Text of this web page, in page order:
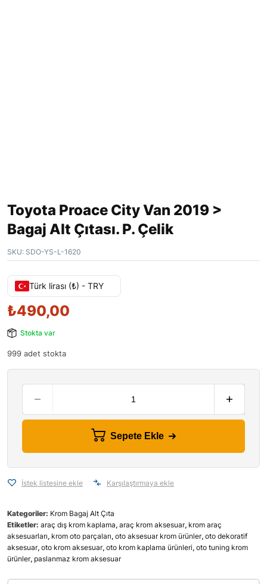
Toyota Proace City Van 2019 >
Bagaj Alt Çıtası. P. Çelik
SKU: SDO-YS-L-1620
Türk lirası (₺) - TRY
₺490,00
Stokta var
999 adet stokta
Sepete Ekle
İstek listesine ekle Karşılaştırmaya ekle
Kategoriler: Krom Bagaj Alt Çıta
Etiketler: araç dış krom kaplama, araç krom aksesuar, krom araç
aksesuarları, krom oto parçaları, oto aksesuar krom ürünler, oto dekoratif
aksesuar, oto krom aksesuar, oto krom kaplama ürünleri, oto tuning krom
ürünler, paslanmaz krom aksesuar